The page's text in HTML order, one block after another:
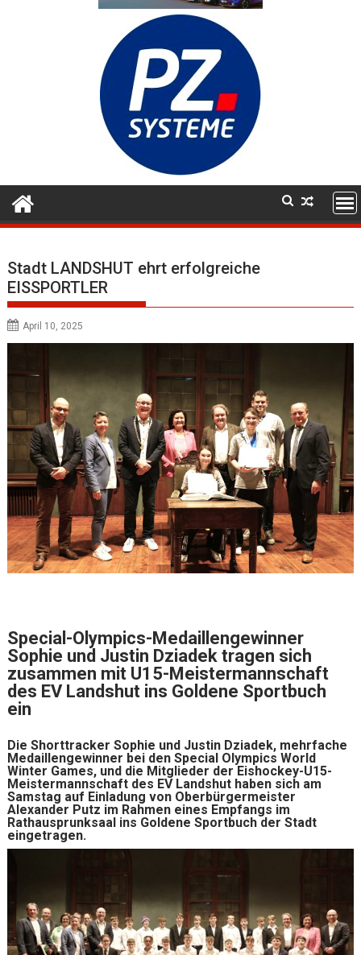
Stadt LANDSHUT ehrt erfolgreiche
EISSPORTLER
April 10, 2025
Special-Olympics-Medaillengewinner
Sophie und Justin Dziadek tragen sich
zusammen mit U15-Meistermannschaft
des EV Landshut ins Goldene Sportbuch
ein
Die Shorttracker Sophie und Justin Dziadek, mehrfache
Medaillengewinner bei den Special Olympics World
Winter Games, und die Mitglieder der Eishockey-U15-
Meistermannschaft des EV Landshut haben sich am
Samstag auf Einladung von Oberbürgermeister
Alexander Putz im Rahmen eines Empfangs im
Rathausprunksaal ins Goldene Sportbuch der Stadt
eingetragen.